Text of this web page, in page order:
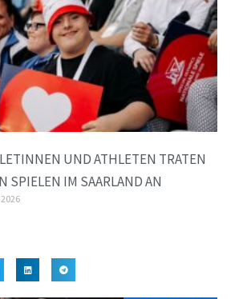
UND ATHLETEN TRATEN
SPIELEN IM SAARLAND AN